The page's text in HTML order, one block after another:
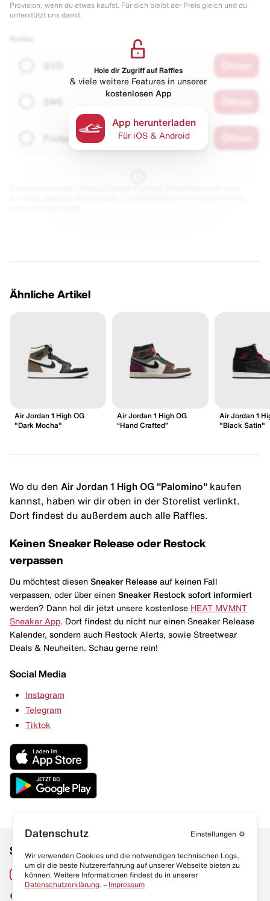
Provision, wenn du etwas kaufst. Für dich bleibt der Preis gleich und du
unterstützt uns damit.
Footpatrol
Hole dir Zugriff auf Raffles
& viele weitere Features in unserer
kostenlosen App
App herunterladen
Für iOS & Android
Ähnliche Artikel
Air Jordan 1 High OG
"Dark Mocha"
Air Jordan 1 High OG
“Hand Crafted”
Air Jordan 1
"Black Satin"
Wo du den Air Jordan 1 High OG "Palomino" kaufen
kannst, haben wir dir oben in der Storelist verlinkt.
Dort findest du außerdem auch alle Raffles.
Keinen Sneaker Release oder Restock
verpassen
Du möchtest diesen Sneaker Release auf keinen Fall
verpassen, oder über einen Sneaker Restock sofort informiert
werden? Dann hol dir jetzt unsere kostenlose HEAT MVMNT
Sneaker App . Dort findest du nicht nur einen Sneaker Release
Kalender, sondern auch Restock Alerts, sowie Streetwear
Deals & Neuheiten. Schau gerne rein!
Social Media
Instagram
Telegram
Tiktok
Social Media
Instagram
Links
Sneaker Lexikon
Resell Guide
Datenschutz Einstellungen ⚙️
Wir verwenden Cookies und die notwendigen technischen Logs,
um dir die beste Nutzererfahrung auf unserer Webseite bieten zu
können. Weitere Informationen findest du in unserer
Datenschutzerklärung. – Impressum